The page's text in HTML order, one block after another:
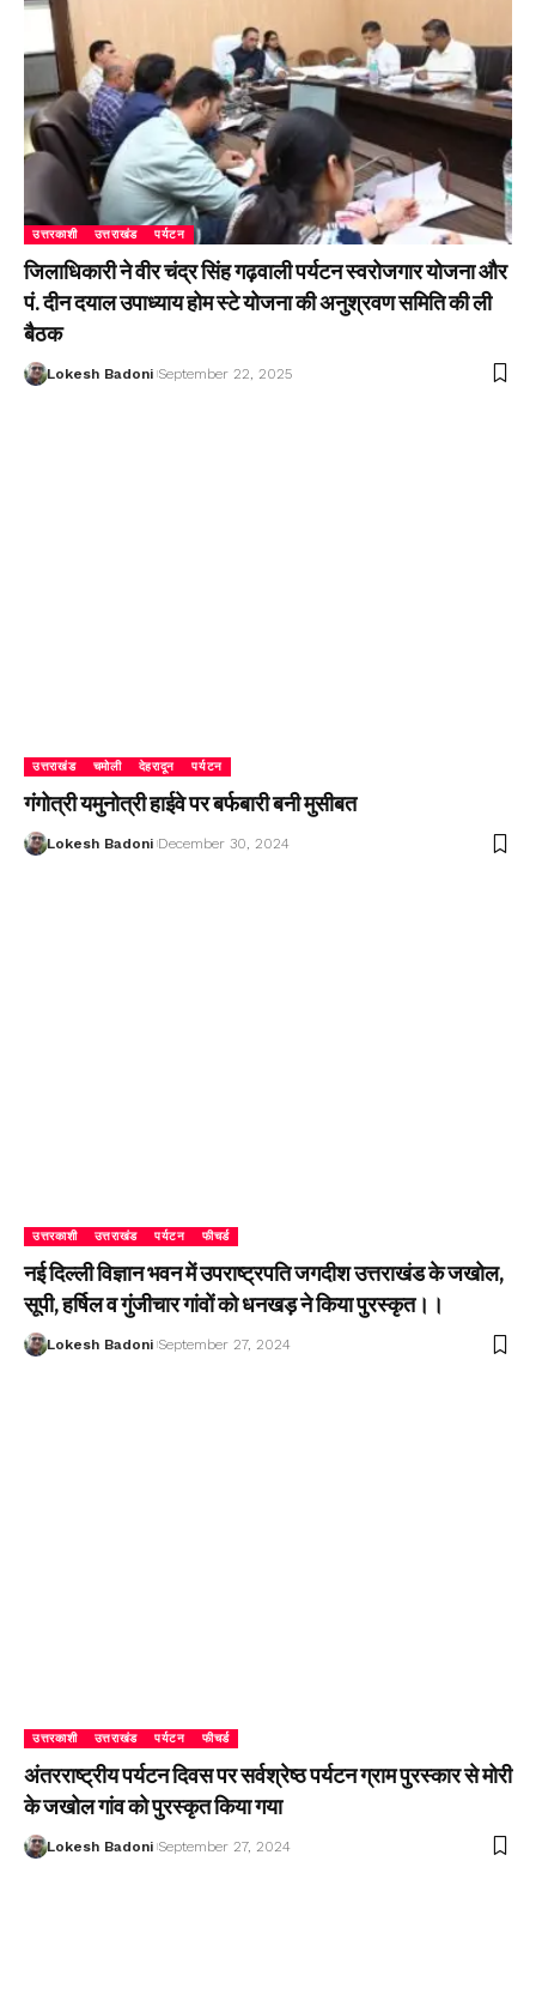
उत्तरकाशी उत्तराखंड पर्यटन
जिलाधिकारी ने वीर चंद्र सिंह गढ़वाली पर्यटन स्वरोजगार योजना और
पं. दीन दयाल उपाध्याय होम स्टे योजना की अनुश्रवण समिति की ली
बैठक
Lokesh Badoni September 22, 2025
उत्तराखंड चमोली देहरादून पर्यटन
गंगोत्री यमुनोत्री हाईवे पर बर्फबारी बनी मुसीबत
Lokesh Badoni December 30, 2024
उत्तरकाशी उत्तराखंड पर्यटन फीचर्ड
नई दिल्ली विज्ञान भवन में उपराष्ट्रपति जगदीश उत्तराखंड के जखोल,
सूपी, हर्षिल व गुंजीचार गांवों को धनखड़ ने किया पुरस्कृत।।
Lokesh Badoni September 27, 2024
उत्तरकाशी उत्तराखंड पर्यटन फीचर्ड
अंतरराष्ट्रीय पर्यटन दिवस पर सर्वश्रेष्ठ पर्यटन ग्राम पुरस्कार से मोरी
के जखोल गांव को पुरस्कृत किया गया
Lokesh Badoni September 27, 2024